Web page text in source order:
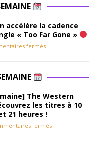
accélère la cadence
« Too Far Gone »
fermés
The Western
les titres à 10
21 heures !
fermés